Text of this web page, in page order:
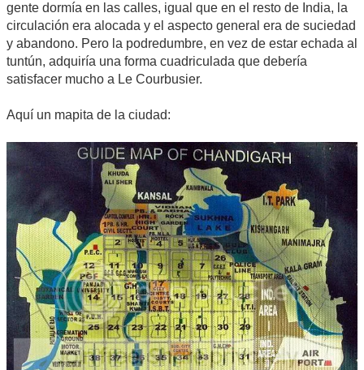
gente dormía en las calles, igual que en el resto de India, la
circulación era alocada y el aspecto general era de suciedad
y abandono. Pero la podredumbre, en vez de estar echada al
tuntún, adquiría una forma cuadriculada que debería
satisfacer mucho a Le Courbusier.
Aquí un mapita de la ciudad: